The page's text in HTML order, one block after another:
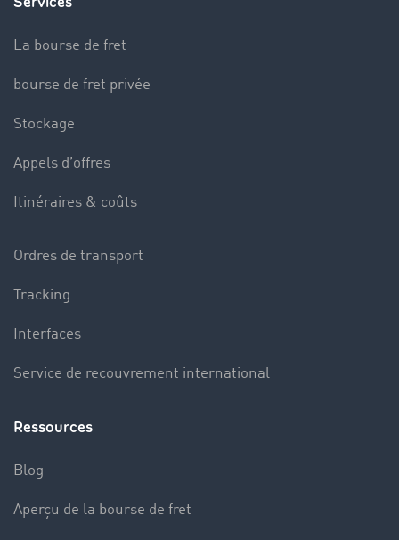
La bourse de fret
bourse de fret privée
Stockage
Appels d’offres
Itinéraires & coûts
Ordres de transport
Tracking
Interfaces
Service de recouvrement international
Ressources
Blog
Aperçu de la bourse de fret